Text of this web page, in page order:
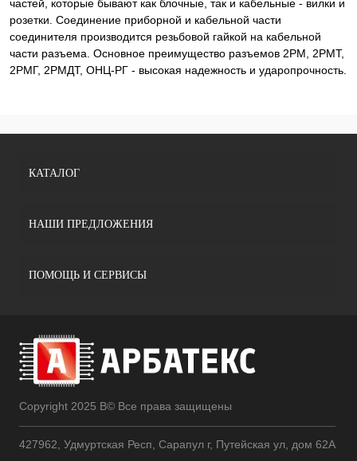
частей, которые бывают как блочные, так и кабельные - вилки и
розетки. Соединение приборной и кабельной части
соединителя производится резьбовой гайкой на кабельной
части разъема. Основное преимущество разъемов 2РМ, 2РМТ,
2РМГ, 2РМДТ, ОНЦ-РГ - высокая надежность и ударопрочность.
КАТАЛОГ
НАШИ ПРЕДЛОЖЕНИЯ
ПОМОЩЬ И СЕРВИСЫ
Copyright 2025 В© Все права защищены
427962, Удмуртская Респ, Сарапул г, Путейская ул, дом 62А